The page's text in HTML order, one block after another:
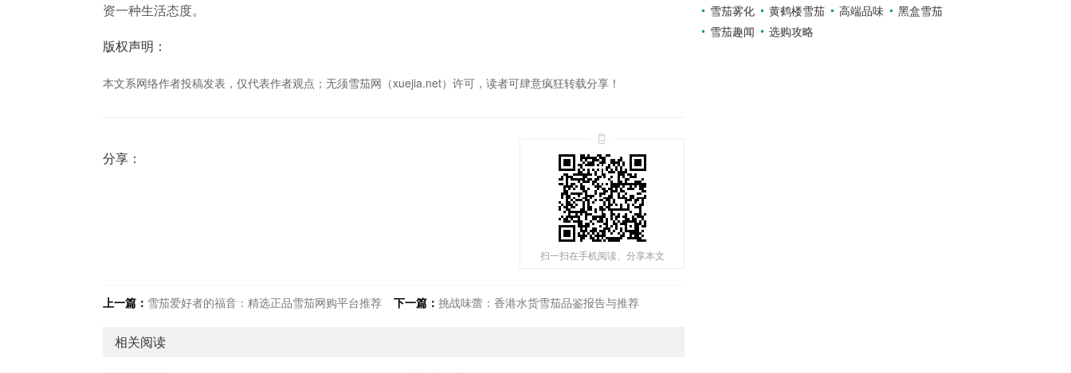
资一种生活态度。
版权声明：
本文系网络作者投稿发表，仅代表作者观点；无须雪茄网（xuejia.net）许可，读者可肆意疯狂转载分享！
分享：
扫一扫在手机阅读、分享本文
上一篇： 雪茄爱好者的福音：精选正品雪茄网购平台推荐 下一篇： 挑战味蕾：香港水货雪茄品鉴报告与推荐
相关阅读
雪茄雾化
黄鹤楼雪茄 高端品味
黑盒雪茄
雪茄趣闻
选购攻略